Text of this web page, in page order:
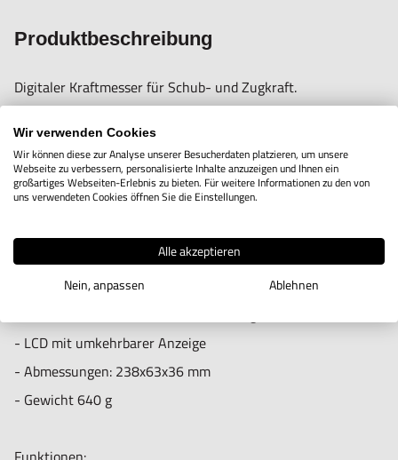
Varsseveld/ Netherlands, email: Info@hogetex.com
Produktbeschreibung
Digitaler Kraftmesser für Schub- und Zugkraft.
Ziehen am Messgerät entworfen.
Das Messgerät zeigt anschließend den Maximalwert an.
- Genauigkeit: ±0,5% der gesamten Skaleneinteilung.
- Skaleneinteilung wahlweise in Newton, kg und lbf.
- LCD mit umkehrbarer Anzeige
- Abmessungen: 238x63x36 mm
- Gewicht 640 g
Wir verwenden Cookies
Wir können diese zur Analyse unserer Besucherdaten platzieren, um unsere
Webseite zu verbessern, personalisierte Inhalte anzuzeigen und Ihnen ein
großartiges Webseiten-Erlebnis zu bieten. Für weitere Informationen zu den von
uns verwendeten Cookies öffnen Sie die Einstellungen.
Alle akzeptieren
Nein, anpassen
Ablehnen